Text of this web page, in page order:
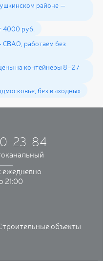
районе —
4000 руб.
работаем без
на контейнеры 8–27
без выходных
23-84
ежедневно
21:00
объекты